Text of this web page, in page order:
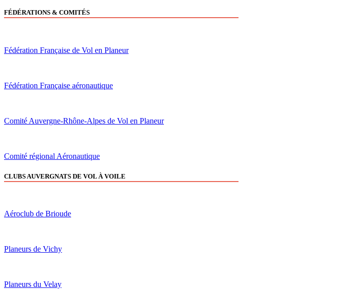
FÉDÉRATIONS & COMITÉS
Fédération Française de Vol en Planeur
Fédération Française aéronautique
Comité Auvergne-Rhône-Alpes de Vol en Planeur
Comité régional Aéronautique
CLUBS AUVERGNATS DE VOL À VOILE
Aéroclub de Brioude
Planeurs de Vichy
Planeurs du Velay